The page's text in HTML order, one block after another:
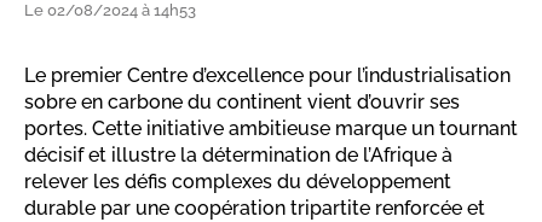
Le 02/08/2024 à 14h53
Le premier Centre d’excellence pour l’industrialisation
sobre en carbone du continent vient d’ouvrir ses
portes. Cette initiative ambitieuse marque un tournant
décisif et illustre la détermination de l’Afrique à
relever les défis complexes du développement
durable par une coopération tripartite renforcée et